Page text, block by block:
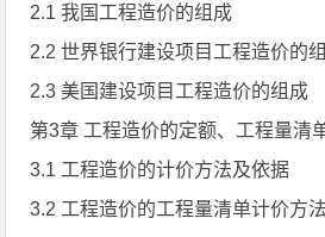
2.1 我国工程造价的组成
2.2 世界银行建设项目工程造价的
2.3 美国建设项目工程造价的组成
第3章 工程造价的定额、工程量清
3.1 工程造价的计价方法及依据
3.2 工程造价的工程量清单计价方